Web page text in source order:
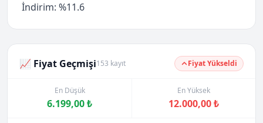
İndirim: %11.6
📈 Fiyat Geçmişi153 kayıt Fiyat Yükseldi
En Düşük
6.199,00 ₺
En Yüksek
12.000,00 ₺